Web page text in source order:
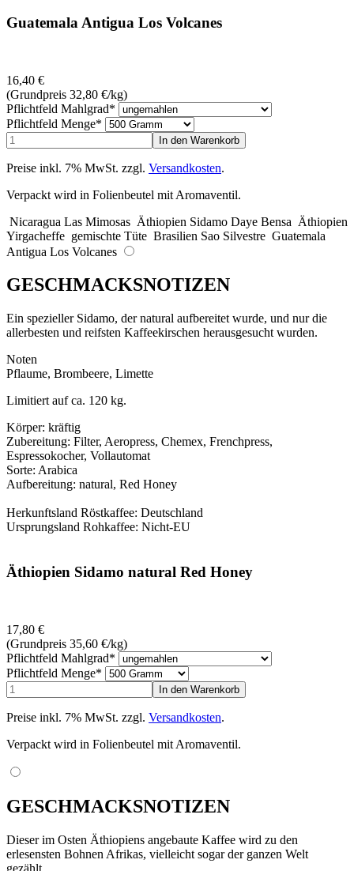
Guatemala Antigua Los Volcanes
16,40 €
(Grundpreis 32,80 €/kg)
Pflichtfeld Mahlgrad*
Pflichtfeld Menge*
Preise inkl. 7% MwSt. zzgl. Versandkosten.
Verpackt wird in Folienbeutel mit Aromaventil.
Nicaragua Las Mimosas Äthiopien Sidamo Daye Bensa Äthiopien
Yirgacheffe gemischte Tüte Brasilien Sao Silvestre Guatemala
Antigua Los Volcanes
GESCHMACKSNOTIZEN
Ein spezieller Sidamo, der natural aufbereitet wurde, und nur die
allerbesten und reifsten Kaffeekirschen herausgesucht wurden.
Noten
Pflaume, Brombeere, Limette
Limitiert auf ca. 120 kg.
Körper: kräftig
Zubereitung: Filter, Aeropress, Chemex, Frenchpress,
Espressokocher, Vollautomat
Sorte: Arabica
Aufbereitung: natural, Red Honey
Herkunftsland Röstkaffee: Deutschland
Ursprungsland Rohkaffee: Nicht-EU
Äthiopien Sidamo natural Red Honey
17,80 €
(Grundpreis 35,60 €/kg)
Pflichtfeld Mahlgrad*
Pflichtfeld Menge*
Preise inkl. 7% MwSt. zzgl. Versandkosten.
Verpackt wird in Folienbeutel mit Aromaventil.
GESCHMACKSNOTIZEN
Dieser im Osten Äthiopiens angebaute Kaffee wird zu den
erlesensten Bohnen Afrikas, vielleicht sogar der ganzen Welt
gezählt.